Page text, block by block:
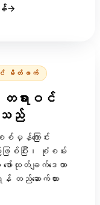
န်
င် မိတ်ဖက်
တရားဝင်
သည်
မှန်ကြောင်း
စ်ပြီး၊ စုံစမ်း
ော်ထုတ်ချက်ဒေတာ
တည်ဆောက်ထား